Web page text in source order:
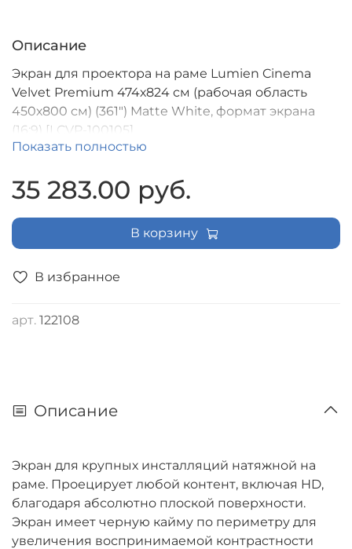
В избранное
арт. 122108
Описание
Экран для проектора на раме Lumien Cinema
Velvet Premium 474х824 см (рабочая область
450х800 см) (361") Matte White, формат экрана
(16:9) [LCVP-100105]
Показать полностью
35 283.00 руб.
В корзину
Описание
Экран для крупных инсталляций натяжной на
раме. Проецирует любой контент, включая HD,
благодаря абсолютно плоской поверхности.
Экран имеет черную кайму по периметру для
увеличения воспринимаемой контрастности